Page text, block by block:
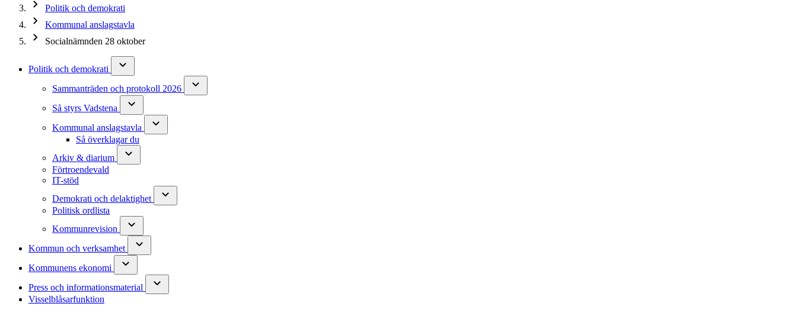
Politik och demokrati
Kommunal anslagstavla
Socialnämnden 28 oktober
Politik och demokrati
Sammanträden och protokoll 2026
Så styrs Vadstena
Kommunal anslagstavla
Så överklagar du
Arkiv & diarium
Förtroendevald
IT-stöd
Demokrati och delaktighet
Politisk ordlista
Kommunrevision
Kommun och verksamhet
Kommunens ekonomi
Press och informationsmaterial
Visselblåsarfunktion